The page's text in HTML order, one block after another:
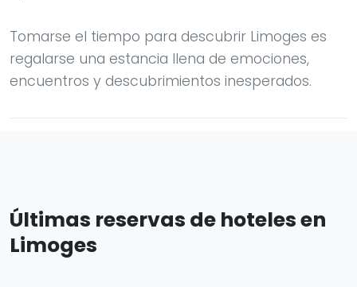
Tomarse el tiempo para descubrir Limoges es
regalarse una estancia llena de emociones,
encuentros y descubrimientos inesperados.
Últimas reservas de hoteles en
Limoges